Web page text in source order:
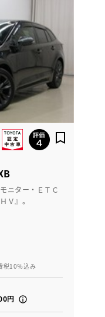
ニター・ＥＴＣ
Ｖ』。
税10％込み
円